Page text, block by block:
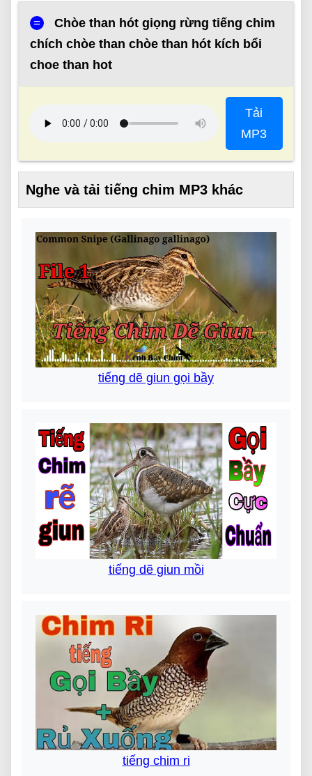
=
Chòe than hót giọng rừng tiếng chim
chích chòe than chòe than hót kích bổi
choe than hot
Tải
MP3
Nghe và tải tiếng chim MP3 khác
tiếng dẽ giun gọi bầy
tiếng dẽ giun mồi
tiếng chim ri